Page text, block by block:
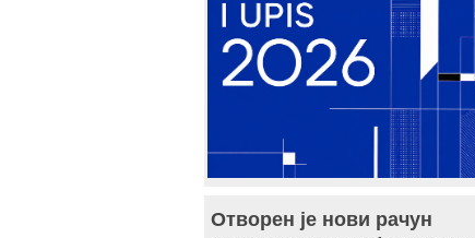
Отворен је нови рачун